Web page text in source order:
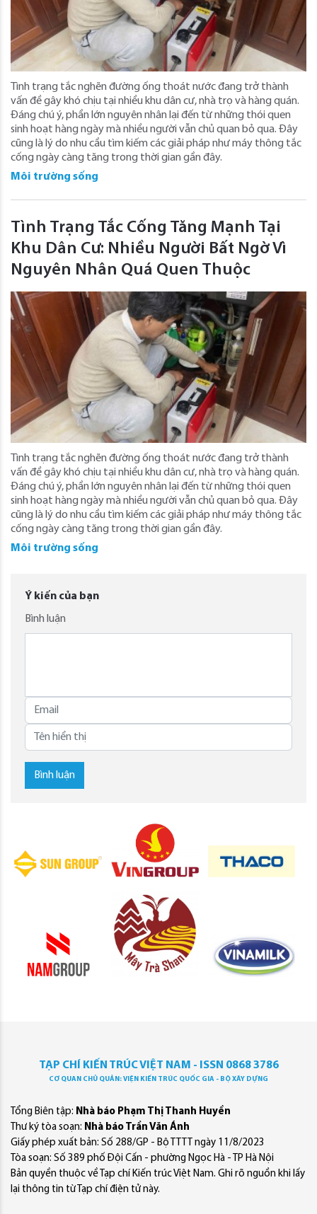
Tình trạng tắc nghẽn đường ống thoát nước đang trở thành
vấn đề gây khó chịu tại nhiều khu dân cư, nhà trọ và hàng quán.
Đáng chú ý, phần lớn nguyên nhân lại đến từ những thói quen
sinh hoạt hàng ngày mà nhiều người vẫn chủ quan bỏ qua. Đây
cũng là lý do nhu cầu tìm kiếm các giải pháp như máy thông tắc
cống ngày càng tăng trong thời gian gần đây.
Môi trường sống
Tình Trạng Tắc Cống Tăng Mạnh Tại
Khu Dân Cư: Nhiều Người Bất Ngờ Vì
Nguyên Nhân Quá Quen Thuộc
Tình trạng tắc nghẽn đường ống thoát nước đang trở thành
vấn đề gây khó chịu tại nhiều khu dân cư, nhà trọ và hàng quán.
Đáng chú ý, phần lớn nguyên nhân lại đến từ những thói quen
sinh hoạt hàng ngày mà nhiều người vẫn chủ quan bỏ qua. Đây
cũng là lý do nhu cầu tìm kiếm các giải pháp như máy thông tắc
cống ngày càng tăng trong thời gian gần đây.
Môi trường sống
Ý kiến của bạn
Bình luận
Bình luận
TẠP CHÍ KIẾN TRÚC VIỆT NAM - ISSN 0868 3786
CƠ QUAN CHỦ QUẢN: VIỆN KIẾN TRÚC QUỐC GIA - BỘ XÂY DỰNG
Tổng Biên tập: Nhà báo Phạm Thị Thanh Huyền
Thư ký tòa soạn: Nhà báo Trần Văn Ánh
Giấy phép xuất bản: Số 288/GP - Bộ TTTT ngày 11/8/2023
Tòa soạn: Số 389 phố Đội Cấn - phường Ngọc Hà - TP Hà Nội
Bản quyền thuộc về Tạp chí Kiến trúc Việt Nam. Ghi rõ nguồn khi lấy
lại thông tin từ Tạp chí điện tử này.